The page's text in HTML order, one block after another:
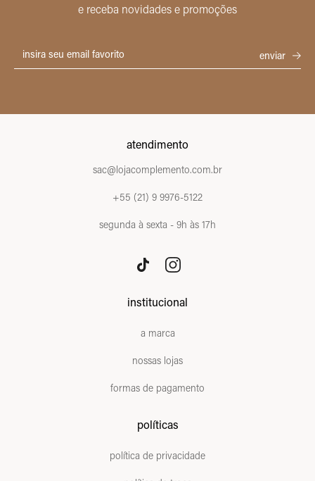
e receba novidades e promoções
atendimento
sac@lojacomplemento.com.br
+55 (21) 9 9976-5122
segunda à sexta - 9h às 17h
institucional
a marca
nossas lojas
formas de pagamento
políticas
política de privacidade